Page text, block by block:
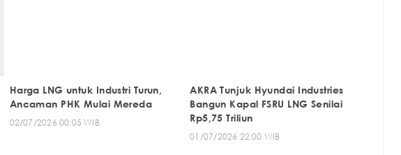
Harga LNG untuk Industri Turun,
Ancaman PHK Mulai Mereda
02/07/2026 00:05 WIB
AKRA Tunjuk Hyundai Industries
Bangun Kapal FSRU LNG Senilai
Rp5,75 Triliun
01/07/2026 22:00 WIB